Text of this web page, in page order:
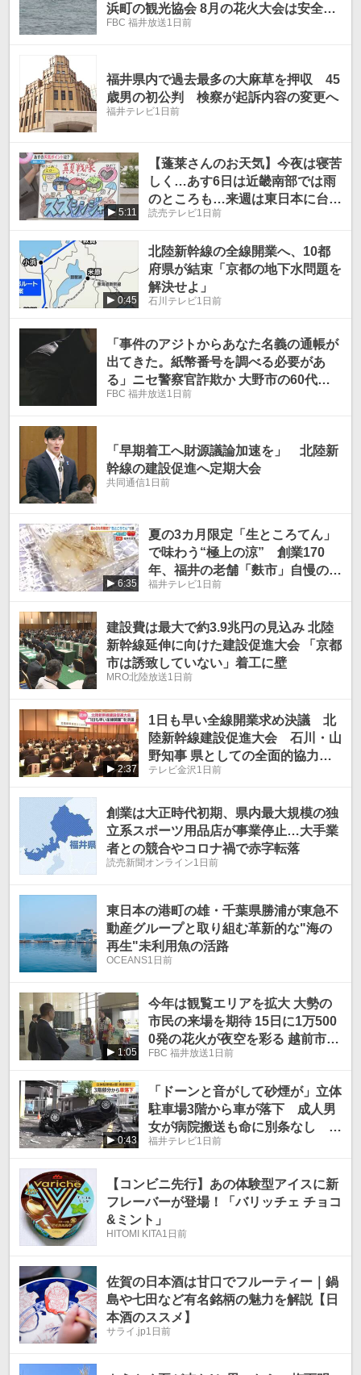
浜町の観光協会 8月の花火大会は安全対
策考慮の上実施決定
FBC 福井放送1日前
福井県内で過去最多の大麻草を押収 45
歳男の初公判 検察が起訴内容の変更へ
福井テレビ1日前
5:11
【蓬莱さんのお天気】今夜は寝苦
しく…あす6日は近畿南部では雨
のところも…来週は東日本に台風
が！
読売テレビ1日前
0:45
北陸新幹線の全線開業へ、10都
府県が結束「京都の地下水問題を
解決せよ」
石川テレビ1日前
「事件のアジトからあなた名義の通帳が
出てきた。紙幣番号を調べる必要があ
る」ニセ警察官詐欺か 大野市の60代の
女性が300万円の被害
FBC 福井放送1日前
「早期着工へ財源議論加速を」 北陸新
幹線の建設促進へ定期大会
共同通信1日前
6:35
夏の3カ月限定「生ところてん」
で味わう“極上の涼” 創業170
年、福井の老舗「麩市」自慢の地
がらしと酢醤油でさっぱりと
福井テレビ1日前
建設費は最大で約3.9兆円の見込み 北陸
新幹線延伸に向けた建設促進大会 「京都
市は誘致していない」着工に壁
MRO北陸放送1日前
2:37
1日も早い全線開業求め決議 北
陸新幹線建設促進大会 石川・山
野知事 県としての全面的協力を
表明
テレビ金沢 1日前
創業は大正時代初期、県内最大規模の独
立系スポーツ用品店が事業停止…大手業
者との競合やコロナ禍で赤字転落
読売新聞オンライン1日前
東日本の港町の雄・千葉県勝浦が東急不
動産グループと取り組む革新的な"海の
再生"未利用魚の活路
OCEANS1日前
1:05
今年は観覧エリアを拡大 大勢の
市民の来場を期待 15日に1万500
0発の花火が夜空を彩る 越前市サ
マーフェスティバル
FBC 福井放送1日前
0:43
「ドーンと音がして砂煙が」立体
駐車場3階から車が落下 成人男
女が病院搬送も命に別条なし 敦
賀市の量販店
福井テレビ1日前
【コンビニ先行】あの体験型アイスに新
フレーバーが登場！「バリッチェ チョコ
&ミント」
HITOMI KITA1日前
佐賀の日本酒は甘口でフルーティー｜鍋
島や七田など有名銘柄の魅力を解説【日
本酒のススメ】
サライ.jp1日前